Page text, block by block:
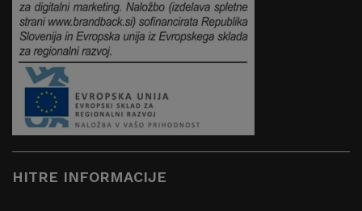
HITRE INFORMACIJE